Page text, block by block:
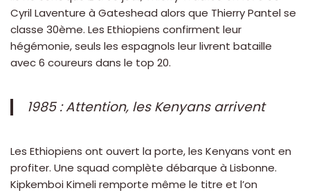
Cyril Laventure à Gateshead alors que Thierry Pantel se
classe 30ème. Les Ethiopiens confirment leur
hégémonie, seuls les espagnols leur livrent bataille
avec 6 coureurs dans le top 20.
1985 : Attention, les Kenyans arrivent
Les Ethiopiens ont ouvert la porte, les Kenyans vont en
profiter. Une squad complète débarque à Lisbonne.
Kipkemboi Kimeli remporte même le titre et l’on